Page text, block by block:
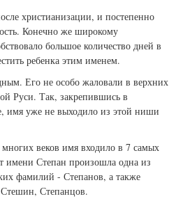
христианизации, и постепенно
Конечно же широкому
большое количество дней в
ребенка этим именем.
Его не особо жаловали в верхних
Руси. Так, закрепившись в
имя уже не выходило из этой ниши
веков имя входило в 7 самых
Степан произошла одна из
фамилий - Степанов, а также
Степанцов.